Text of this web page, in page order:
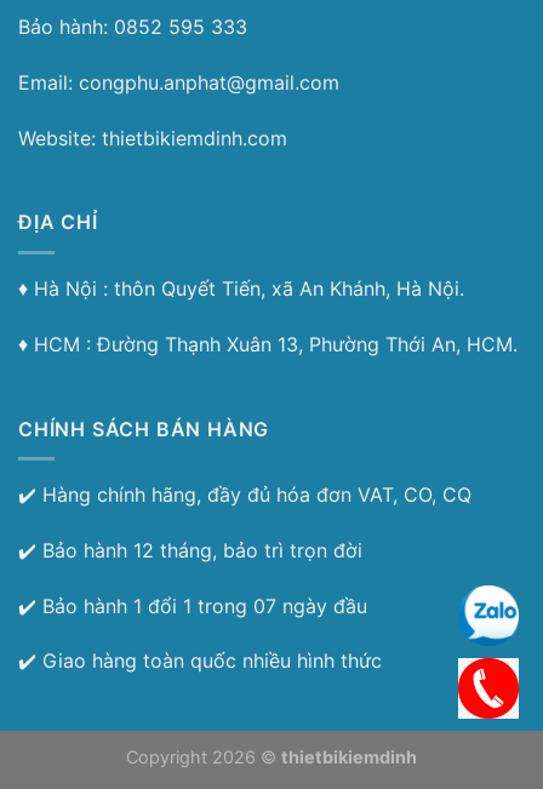
Bảo hành: 0852 595 333
Email: congphu.anphat@gmail.com
Website: thietbikiemdinh.com
ĐỊA CHỈ
♦︎ Hà Nội : thôn Quyết Tiến, xã An Khánh, Hà Nội.
♦︎ HCM : Đường Thạnh Xuân 13, Phường Thới An, HCM.
CHÍNH SÁCH BÁN HÀNG
✔️ Hàng chính hãng, đầy đủ hóa đơn VAT, CO, CQ
✔️ Bảo hành 12 tháng, bảo trì trọn đời
✔️ Bảo hành 1 đổi 1 trong 07 ngày đầu
✔️ Giao hàng toàn quốc nhiều hình thức
Copyright 2026 © thietbikiemdinh